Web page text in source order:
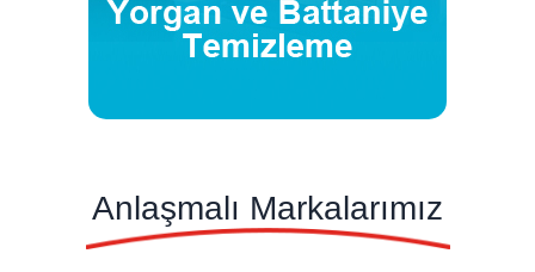
Anlaşmalı Markalarımız